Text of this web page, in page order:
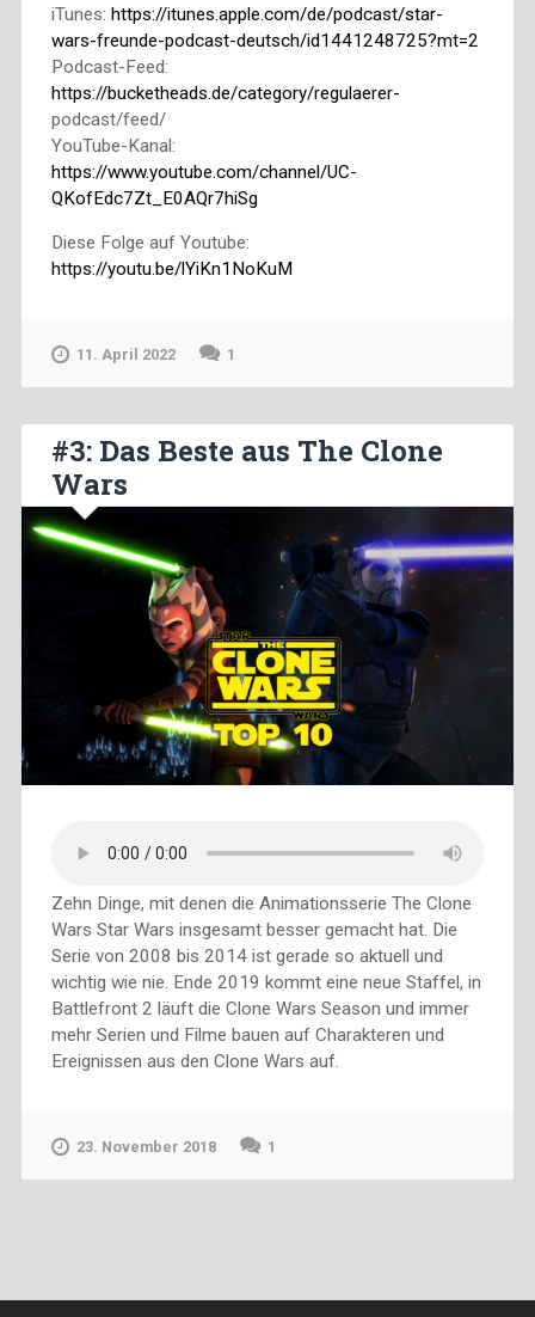
iTunes: https://itunes.apple.com/de/podcast/star-
wars-freunde-podcast-deutsch/id1441248725?mt=2
Podcast-Feed:
https://bucketheads.de/category/regulaerer-
podcast/feed/
YouTube-Kanal:
https://www.youtube.com/channel/UC-
QKofEdc7Zt_E0AQr7hiSg
Diese Folge auf Youtube:
https://youtu.be/lYiKn1NoKuM
11. April 2022 1
#3: Das Beste aus The Clone
Wars
Zehn Dinge, mit denen die Animationsserie The Clone
Wars Star Wars insgesamt besser gemacht hat. Die
Serie von 2008 bis 2014 ist gerade so aktuell und
wichtig wie nie. Ende 2019 kommt eine neue Staffel, in
Battlefront 2 läuft die Clone Wars Season und immer
mehr Serien und Filme bauen auf Charakteren und
Ereignissen aus den Clone Wars auf.
23. November 2018 1